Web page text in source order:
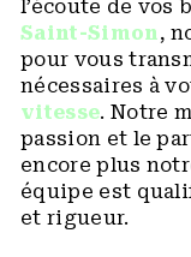
l’écoute de vos
Saint-Simon,
pour vous
nécessaires à
vitesse. Notre
passion et le
encore plus
équipe est
et rigueur.